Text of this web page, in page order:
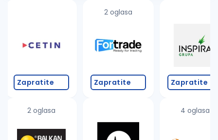
Zapratite
2 oglasa
2 oglasa
Zapratite Zapratite
4 oglasa